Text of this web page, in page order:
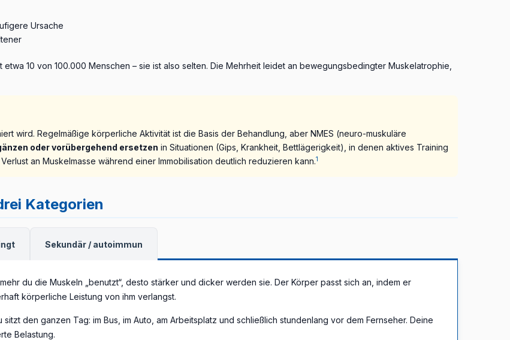
Ursache
10 von 100.000 Menschen – sie ist also selten. Die Mehrheit leidet an bewegungsbedingter Muskelatrophie,
wird. Regelmäßige körperliche Aktivität ist die Basis der Behandlung, aber NMES (neuro-muskuläre
oder vorübergehend ersetzen in Situationen (Gips, Krankheit, Bettlägerigkeit), in denen aktives Training
an Muskelmasse während einer Immobilisation deutlich reduzieren kann.1
Kategorien
Sekundär / autoimmun
du die Muskeln „benutzt“, desto stärker und dicker werden sie. Der Körper passt sich an, indem er
körperliche Leistung von ihm verlangst.
sitzt den ganzen Tag: im Bus, im Auto, am Arbeitsplatz und schließlich stundenlang vor dem Fernseher. Deine
Belastung.